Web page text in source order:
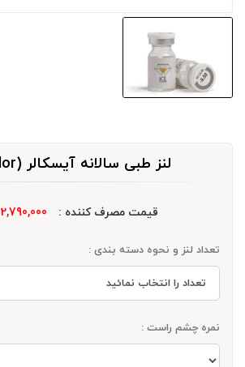
لنز طبی سالانه آیسکالر (Icecolor)
قیمت مصرف کننده : 2,790,000 تومان
تعداد لنز و نحوه دسته بندی :
نمره چشم راست :